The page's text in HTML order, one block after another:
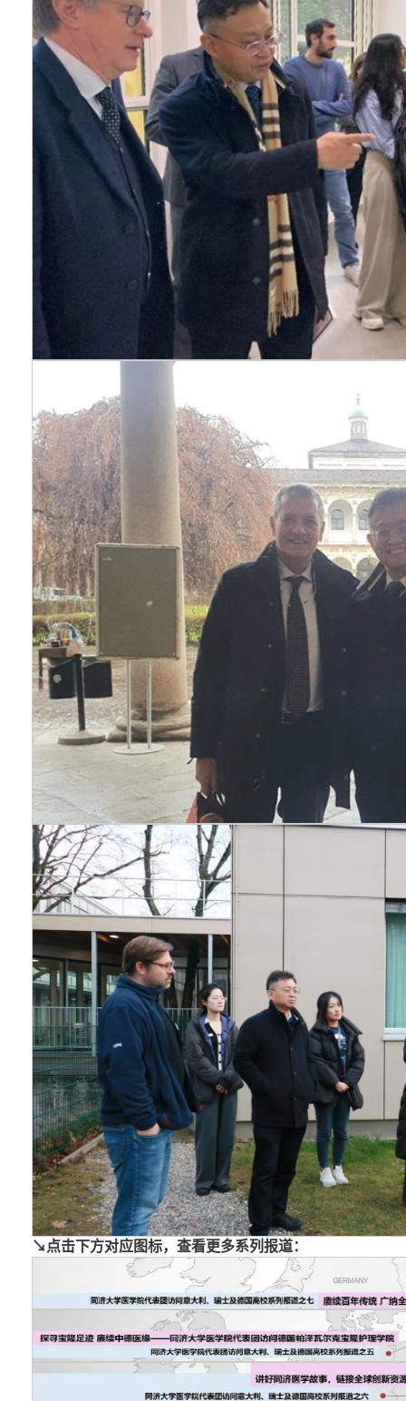
↘点击下方对应图标，查看更多系列报道：